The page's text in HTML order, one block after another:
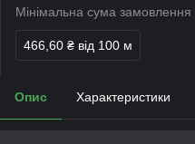
Мінімальна сума
466,60 ₴ від 100 м
Опис Характеристики